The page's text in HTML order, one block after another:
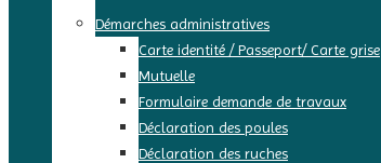
Démarches administratives
Carte identité / Passeport/ Carte grise
Mutuelle
Formulaire demande de travaux
Déclaration des poules
Déclaration des ruches